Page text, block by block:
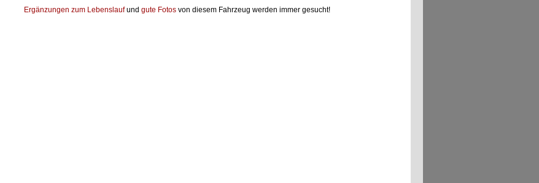
Ergänzungen zum Lebenslaufund gute Fotos von diesem Fahrzeug werden immer gesucht!